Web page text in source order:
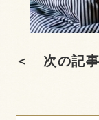
＜ 次の記